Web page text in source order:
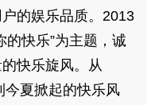
的娱乐品质。2013
的快乐”为主题，诚
快乐旋风。从
今夏掀起的快乐风